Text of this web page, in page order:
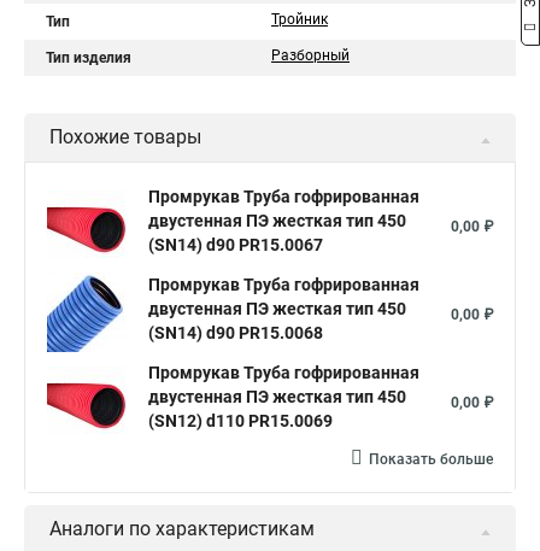
Тип Тройник
Тип изделия Разборный
Похожие товары
Промрукав Труба гофрированная
двустенная ПЭ жесткая тип 450
(SN14) d90 PR15.0067
0,00 ₽
Промрукав Труба гофрированная
двустенная ПЭ жесткая тип 450
(SN14) d90 PR15.0068
0,00 ₽
Промрукав Труба гофрированная
двустенная ПЭ жесткая тип 450
(SN12) d110 PR15.0069
0,00 ₽
Показать больше
Аналоги по характеристикам